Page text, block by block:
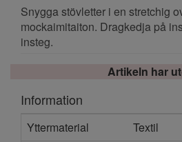
Snygga stövletter i en stretchig
mockaimitaiton. Dragkedja på
insteg.
Artikeln har
Information
Yttermaterial
Textil